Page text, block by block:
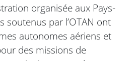
organisée aux Pays-
soutenus par l’OTAN ont
autonomes aériens et
des missions de